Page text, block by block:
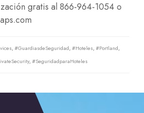
gratis al 866-964-1054 o
,#GuardiasdeSeguridad,#Hoteles,#Portland,
,#SeguridadparaHoteles